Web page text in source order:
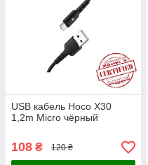
USB кабель Hoco X30
1,2m Micro чёрный
108 ₴ 120 ₴